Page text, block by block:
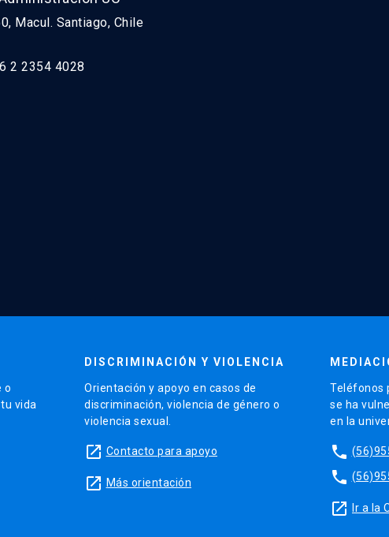
Macul. Santiago, Chile
2 2354 4028
o
vida
DISCRIMINACIÓN Y VIOLENCIA
Orientación y apoyo en casos de
discriminación, violencia de género o
violencia sexual.
launch Contacto para apoyo
launch Más orientación
Teléfonos
se ha
en la
phone
phone
launch Ir a la